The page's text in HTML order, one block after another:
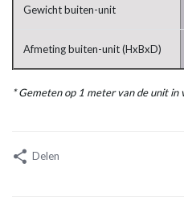
Gewicht buiten-unit
Afmeting buiten-unit (HxBxD)
* Gemeten op 1 meter van de unit in
Delen